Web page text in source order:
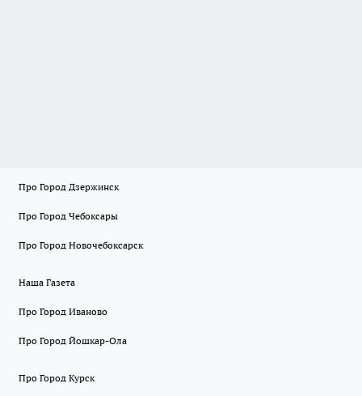
Про Город Дзержинск
Про Город Чебоксары
Про Город Новочебоксарск
Наша Газета
Про Город Иваново
Про Город Йошкар-Ола
Про Город Курск